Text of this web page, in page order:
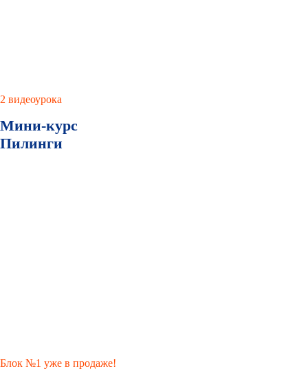
2 видеоурока
Мини-курс
Пилинги
Блок №1 уже в продаже!